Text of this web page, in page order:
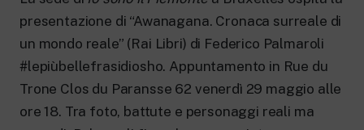
New 24 ore su 24: attualità, ultime notizie
e aggiornamenti.
Rai TgR
presentazione di “Awanagana. Cronaca surreale di
un mondo reale” (Rai Libri) di Federico Palmaroli
#lepiùbellefrasidiosho. Appuntamento in Rue du
Trone Clos du Paransse 62 venerdì 29 maggio alle
ore 18. Tra foto, battute e personaggi reali ma